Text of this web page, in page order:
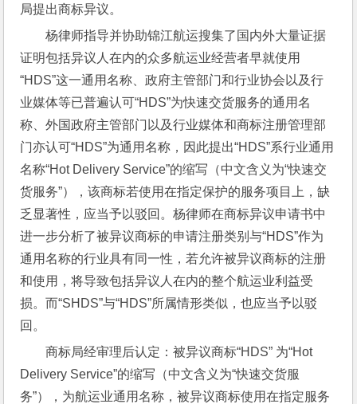
局提出商标异议。
杨律师指导并协助锦江航运搜集了国内外大量证据
证明包括异议人在内的众多航运业经营者早就使用
“HDS”这一通用名称、政府主管部门和行业协会以及行
业媒体等已普遍认可“HDS”为快速交货服务的通用名
称、外国政府主管部门以及行业媒体和商标注册管理部
门亦认可“HDS”为通用名称，因此提出“HDS”系行业通用
名称“Hot Delivery Service”的缩写（中文含义为“快速交
货服务”），该商标若使用在指定保护的服务项目上，缺
乏显著性，应当予以驳回。杨律师在商标异议申请书中
进一步分析了被异议商标的申请注册类别与“HDS”作为
通用名称的行业具有同一性，若允许被异议商标的注册
和使用，将导致包括异议人在内的整个航运业利益受
损。而“SHDS”与“HDS”所属情形类似，也应当予以驳
回。
商标局经审理后认定：被异议商标“HDS” 为“Hot
Delivery Service”的缩写（中文含义为“快速交货服
务”），为航运业通用名称，被异议商标使用在指定服务